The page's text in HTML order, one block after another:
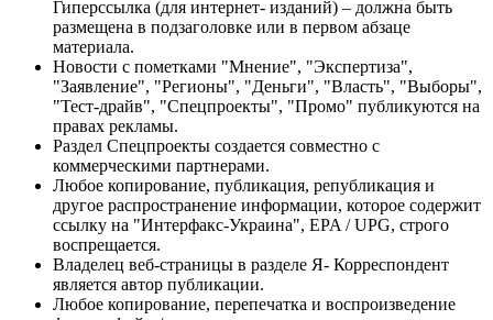
Гиперссылка (для интернет- изданий) – должна быть
размещена в подзаголовке или в первом абзаце
материала.
Новости с пометками "Мнение", "Экспертиза",
"Заявление", "Регионы", "Деньги", "Власть", "Выборы",
"Тест-драйв", "Спецпроекты", "Промо" публикуются на
правах рекламы.
Раздел Спецпроекты создается совместно с
коммерческими партнерами.
Любое копирование, публикация, републикация и
другое распространение информации, которое содержит
ссылку на "Интерфакс-Украина", EPA / UPG, строго
воспрещается.
Владелец веб-страницы в разделе Я- Корреспондент
является автор публикации.
Любое копирование, перепечатка и воспроизведение